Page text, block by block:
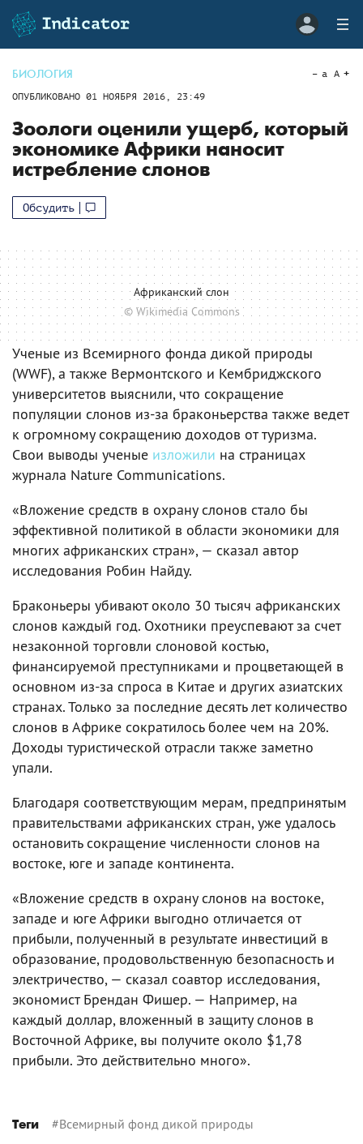
БИОЛОГИЯ
ОПУБЛИКОВАНО 01 НОЯБРЯ 2016, 23:49
a A
Зоологи оценили ущерб, который
экономике Африки наносит
истребление слонов
Обсудить
Африканский слон
© Wikimedia Commons
Ученые из Всемирного фонда дикой природы
(WWF), а также Вермонтского и Кембриджского
университетов выяснили, что сокращение
популяции слонов из-за браконьерства также ведет
к огромному сокращению доходов от туризма.
Свои выводы ученые изложили на страницах
журнала Nature Communications.
«Вложение средств в охрану слонов стало бы
эффективной политикой в области экономики для
многих африканских стран», — сказал автор
исследования Робин Найду.
Браконьеры убивают около 30 тысяч африканских
слонов каждый год. Охотники преуспевают за счет
незаконной торговли слоновой костью,
финансируемой преступниками и процветающей в
основном из-за спроса в Китае и других азиатских
странах. Только за последние десять лет количество
слонов в Африке сократилось более чем на 20%.
Доходы туристической отрасли также заметно
упали.
Благодаря соответствующим мерам, предпринятым
правительствами африканских стран, уже удалось
остановить сокращение численности слонов на
востоке, юге и западе континента.
«Вложение средств в охрану слонов на востоке,
западе и юге Африки выгодно отличается от
прибыли, полученный в результате инвестиций в
образование, продовольственную безопасность и
электричество, — сказал соавтор исследования,
экономист Брендан Фишер. — Например, на
каждый доллар, вложенный в защиту слонов в
Восточной Африке, вы получите около $1,78
прибыли. Это действительно много».
Теги #Всемирный фонд дикой природы